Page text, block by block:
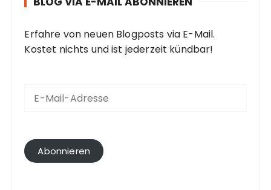
Erfahre von neuen Blogposts via E-Mail.
Kostet nichts und ist jederzeit kündbar!
l
-
Abonnieren